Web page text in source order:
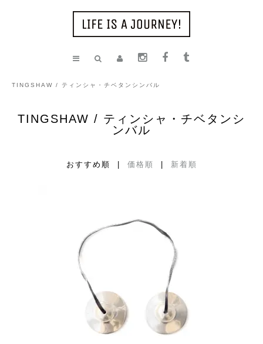
TINGSHAW / ティンシャ・チベタンシンバル
TINGSHAW / ティンシャ・チベタンシ
ンバル
おすすめ順 | 価格順 新着順